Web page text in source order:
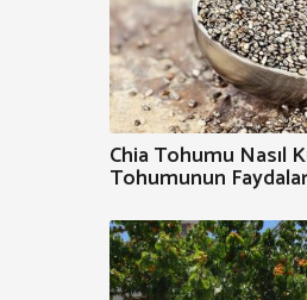
Chia Tohumu Nasıl
Tohumunun